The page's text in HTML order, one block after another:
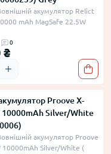
акумулятор Relict
mAh MagSafe 22.5W
0
₴
Proove X-
10000mAh Silver/White
акумулятор Proove
10000mAh Silver/White (